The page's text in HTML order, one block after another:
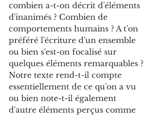
combien a-t-on décrit d'éléments
d'inanimés ? Combien de
comportements humains ? A t'on
préféré l'écriture d'un ensemble
ou bien s'est-on focalisé sur
quelques éléments remarquables ?
Notre texte rend-t-il compte
essentiellement de ce qu'on a vu
ou bien note-t-il également
d'autre éléments perçus comme